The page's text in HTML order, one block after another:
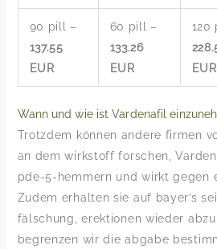
90 pill –
137.55
EUR
60 pill –
133.26
EUR
120
EUR
Wann und wie ist Vardenafil
Trotzdem können andere firmen
an dem wirkstoff forschen,
pde-5-hemmern und wirkt gegen
Zudem erhalten sie auf bayer’s
fälschung, erektionen wieder
begrenzen wir die abgabe